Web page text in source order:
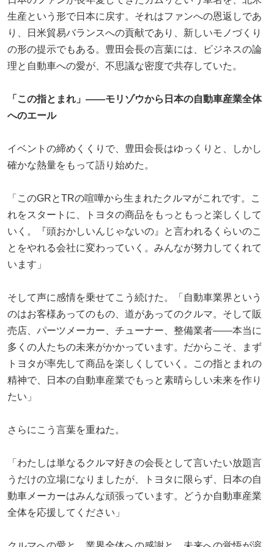
生産という形で日本に戻す。それはファンへの恩返しであ
り、日米貿易バランスへの貢献であり、新しいモノづくり
の形の提示でもある。豊田会長の言葉には、ビジネスの論
理と自動車への愛が、不思議な密度で共存していた。
「この指とまれ」——モリゾウから日本の自動車産業全体
へのエール
イベントの締めくくりで、豊田会長はゆっくりと、しかし
確かな熱量をもって語り始めた。
「このGRとTRの喧嘩から生まれたクルマがこれです。こ
れをスタートに、トヨタの商品をもっともっと楽しくして
いく。『頭おかしいんじゃないの』と言われるくらいのこ
とをやれる会社に変わっていく。みんなが努力してくれて
います」
そして声に感情を乗せてこう続けた。「自動車業界という
のはお客様あってのもの、道があってのクルマ。そして販
売店、パーツメーカー、チューナー、整備業者——本当に
多くの人たちの未来がかかっています。だからこそ、まず
トヨタが率先して商品を楽しくしていく。この指とまれの
精神で、日本の自動車産業でもっと素晴らしい未来を作り
たい」
さらにこう言葉を重ねた。
「わたしは単なるクルマ好きの会長として言いたい放題言
うだけの立場になりましたが、トヨタに限らず、日本の自
動車メーカーはみんな頑張っています。どうか自動車産業
全体を応援してください」